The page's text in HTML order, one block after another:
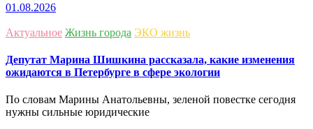
01.08.2026
Актуальное Жизнь города ЭКО жизнь
Депутат Марина Шишкина рассказала, какие изменения
ожидаются в Петербурге в сфере экологии
По словам Марины Анатольевны, зеленой повестке сегодня
нужны сильные юридические